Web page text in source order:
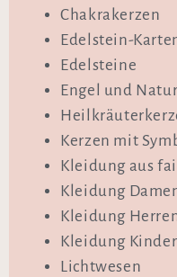
Chakrakerzen
Edelstein-
Edelsteine
Engel und
Kerzen mit
Kleidung aus
Kleidung
Kleidung
Kleidung Kinder
Lichtwesen